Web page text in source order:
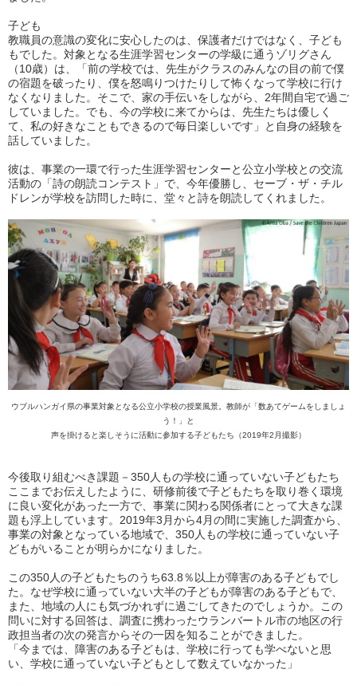
子ども
教職員の意識の変化に安心したのは、保護者だけではなく、子ども
もでした。対象となる生涯学習センターの学級に通うゾリグさん
（10歳）は、「前の学校では、先生がクラスのみんなの目の前で僕
の宿題を破ったり、僕を怒鳴りつけたりして怖くなって学校に行け
なくなりました。そこで、家の手伝いをしながら、2年間自宅で過ご
していました。でも、今の学校に来てからは、先生たちは優しく
て、私の好きなこともできるので毎日楽しいです」と自身の経験を
話していました。
彼は、事業の一環で行った生涯学習センターと公立小学校との交流
活動の「詩の朗読コンテスト」で、今年優勝し、セーブ・ザ・チル
ドレンが学校を訪問した時に、堂々と詩を朗読してくれました。
ウブルハンガイ県の事業対象となる公立小学校の授業風景。教師が「数あてゲームをしましょ
う！」と
声を掛けると楽しそうに活動に参加する子どもたち（2019年2月撮影）
今後取り組むべき課題－350人もの学校に通っていない子どもたち
ここまでお伝えしたように、研修前後で子どもたちを取り巻く環境
に良い変化があった一方で、事業に関わる関係者にとって大きな課
題も浮上しています。2019年3月から4月の間に実施した調査から、
事業の対象となっている地域で、350人もの学校に通っていない子
どもがいることが明らかになりました。
この350人の子どもたちのうち63.8％以上が障害のある子どもでし
た。なぜ学校に通っていない大半の子どもが障害のある子どもで、
また、地域の人にも気づかれずに過ごしてきたのでしょうか。この
問いに対する回答は、調査に携わったウランバートル市の地区の行
政担当者の次の発言からその一因を知ることができました。
「今までは、障害のある子どもは、学校に行っても学べないと思
い、学校に通っていない子どもとして数えていなかった」